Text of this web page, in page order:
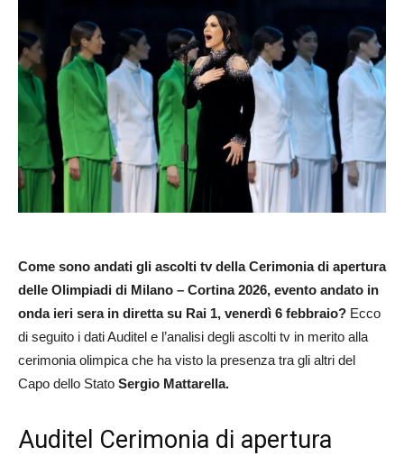
Come sono andati gli ascolti tv della Cerimonia di apertura
delle Olimpiadi di Milano – Cortina 2026, evento andato in
onda ieri sera in diretta su Rai 1, venerdì 6 febbraio? Ecco
di seguito i dati Auditel e l’analisi degli ascolti tv in merito alla
cerimonia olimpica che ha visto la presenza tra gli altri del
Capo dello Stato Sergio Mattarella.
Auditel Cerimonia di apertura